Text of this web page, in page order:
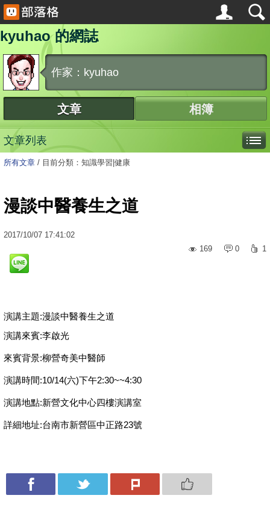
kyuhao 的網誌
作家：kyuhao
文章 相簿
文章列表
所有文章 / 目前分類：知識學習|健康
漫談中醫養生之道
2017/10/07 17:41:02
169
0 1
演講主題:漫談中醫養生之道
演講來賓:李啟光
來賓背景:柳營奇美中醫師
演講時間:10/14(六)下午2:30~~4:30
演講地點:新營文化中心四樓演講室
詳細地址:台南市新營區中正路23號